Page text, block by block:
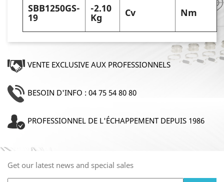
SBB1250GS-
19
-2.10
Kg Cv Nm
VENTE EXCLUSIVE AUX PROFESSIONNELS
BESOIN D'INFO : 04 75 54 80 80
PROFESSIONNEL DE L'ÉCHAPPEMENT DEPUIS 1986
Get our latest news and special sales